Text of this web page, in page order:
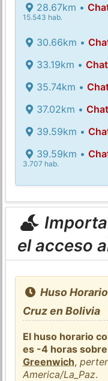
28.67km •
15.543 hab.
30.66km •
33.19km •
35.74km •
37.02km •
39.59km •
39.59km •
3.707 hab.
el acceso
Huso
Cruz en Bolivia
El huso horario
es -4 horas
Greenwich,
America/La_Paz.